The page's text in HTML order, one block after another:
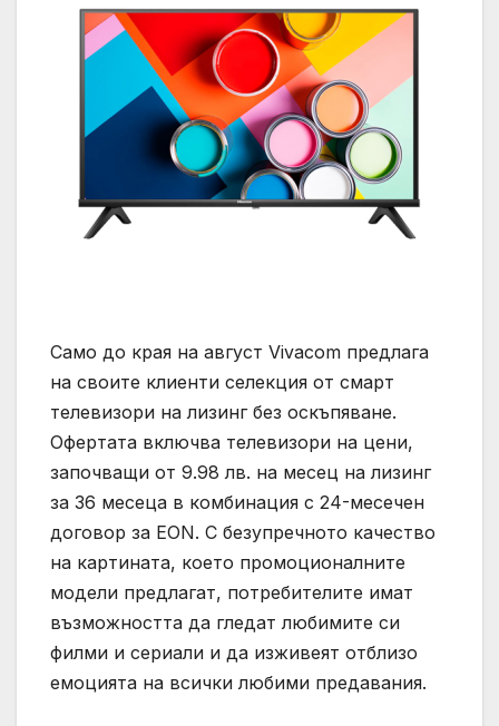
Само до края на август Vivacom предлага
на своите клиенти селекция от смарт
телевизори на лизинг без оскъпяване.
Офертата включва телевизори на цени,
започващи от 9.98 лв. на месец на лизинг
за 36 месеца в комбинация с 24-месечен
договор за EON. С безупречното качество
на картината, което промоционалните
модели предлагат, потребителите имат
възможността да гледат любимите си
филми и сериали и да изживеят отблизо
емоцията на всички любими предавания.